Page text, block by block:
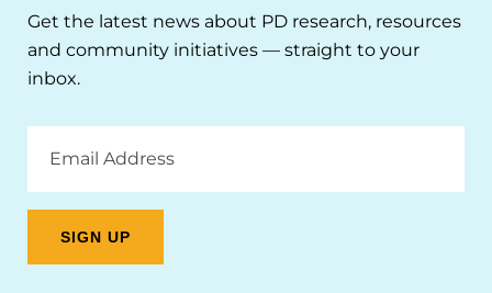
Get the latest news about PD research, resources
and community initiatives — straight to your
inbox.
Address